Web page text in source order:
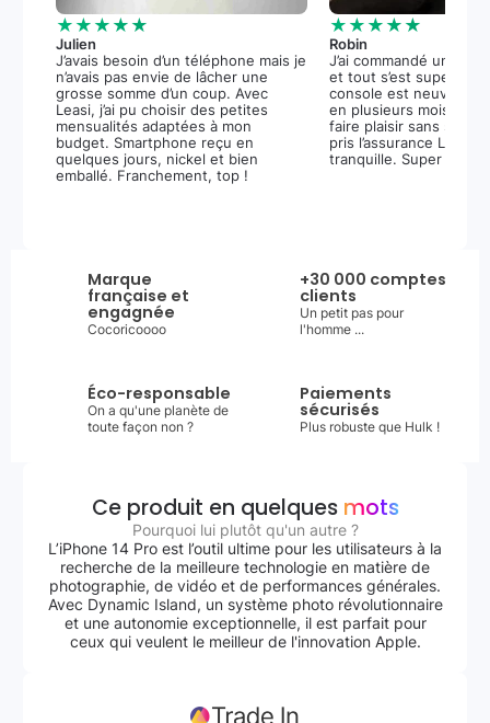
★★★★★
Julien
J’avais besoin d’un téléphone mais je
n’avais pas envie de lâcher une
grosse somme d’un coup. Avec
Leasi, j’ai pu choisir des petites
mensualités adaptées à mon
budget. Smartphone reçu en
quelques jours, nickel et bien
emballé. Franchement, top !
★★★★★
Robin
J’ai commandé une
et tout s’est super
console est neuve, et
en plusieurs mois m’a
faire plaisir sans stress.
pris l’assurance
tranquille. Super
Marque
française et
engagnée
Cocoricoooo
+30 000 comptes
clients
Un petit pas pour
l'homme ...
Éco-responsable
On a qu'une planète de
toute façon non ?
Paiements
sécurisés
Plus robuste que Hulk !
Ce produit en quelques mots
Pourquoi lui plutôt qu'un autre ?
L’iPhone 14 Pro est l’outil ultime pour les utilisateurs à la
recherche de la meilleure technologie en matière de
photographie, de vidéo et de performances générales.
Avec Dynamic Island, un système photo révolutionnaire
et une autonomie exceptionnelle, il est parfait pour
ceux qui veulent le meilleur de l'innovation Apple.